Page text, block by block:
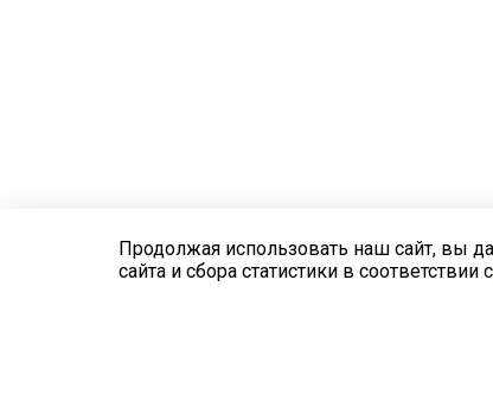
Продолжая использовать наш сайт, вы
сайта и сбора статистики в соответствии с